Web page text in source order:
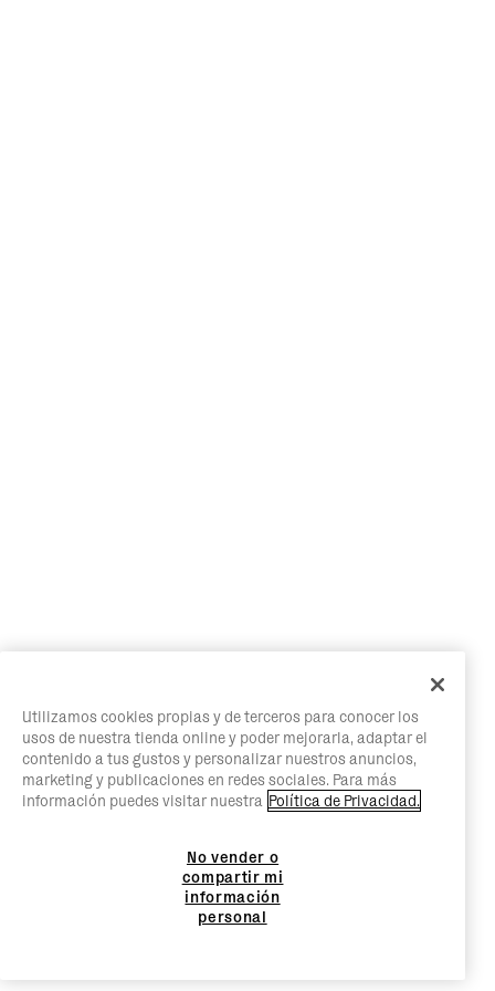
Utilizamos cookies propias y de terceros para conocer los
usos de nuestra tienda online y poder mejorarla, adaptar el
contenido a tus gustos y personalizar nuestros anuncios,
marketing y publicaciones en redes sociales. Para más
información puedes visitar nuestra Política de Privacidad.
No vender o
compartir mi
información
personal